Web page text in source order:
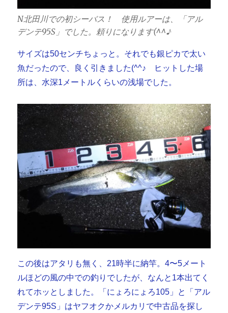
N北田川での初シーバス！ 使用ルアーは、「アル
デンテ95S」でした。頼りになります(^^♪
サイズは50センチちょっと。それでも銀ピカで太い
魚だったので、良く引きました(^^♪ ヒットした場
所は、水深1メートルくらいの浅場でした。
この後はアタリも無く、21時半に納竿。4〜5メート
ルほどの風の中での釣りでしたが、なんと1本出てく
れてホッとしました。「にょろにょろ105」と「アル
デンテ95S」はヤフオクかメルカリで中古品を探し